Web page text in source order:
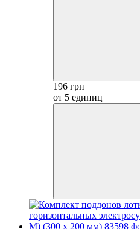
196 грн
от 5 единиц